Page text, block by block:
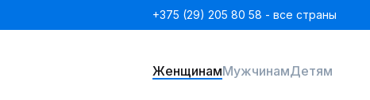
+375 (29) 205 80 58 - все страны
ЖенщинамМужчинамДетям